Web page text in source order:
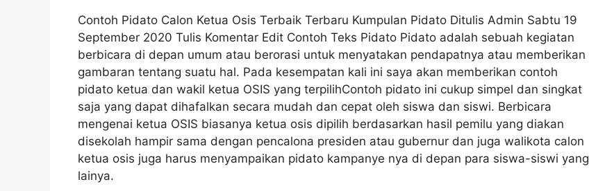
Contoh Pidato Calon Ketua Osis Terbaik Terbaru Kumpulan Pidato Ditulis Admin Sabtu 19
September 2020 Tulis Komentar Edit Contoh Teks Pidato Pidato adalah sebuah kegiatan
berbicara di depan umum atau berorasi untuk menyatakan pendapatnya atau memberikan
gambaran tentang suatu hal. Pada kesempatan kali ini saya akan memberikan contoh
pidato ketua dan wakil ketua OSIS yang terpilihContoh pidato ini cukup simpel dan singkat
saja yang dapat dihafalkan secara mudah dan cepat oleh siswa dan siswi. Berbicara
mengenai ketua OSIS biasanya ketua osis dipilih berdasarkan hasil pemilu yang diakan
disekolah hampir sama dengan pencalona presiden atau gubernur dan juga walikota calon
ketua osis juga harus menyampaikan pidato kampanye nya di depan para siswa-siswi yang
lainya.